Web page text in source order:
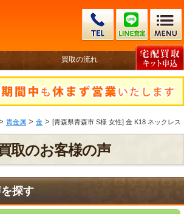
買取の流れ
貴金属 > 金 > [青森県青森市 S様 女性] 金 K18 ネックレ
取のお客様の声
探す